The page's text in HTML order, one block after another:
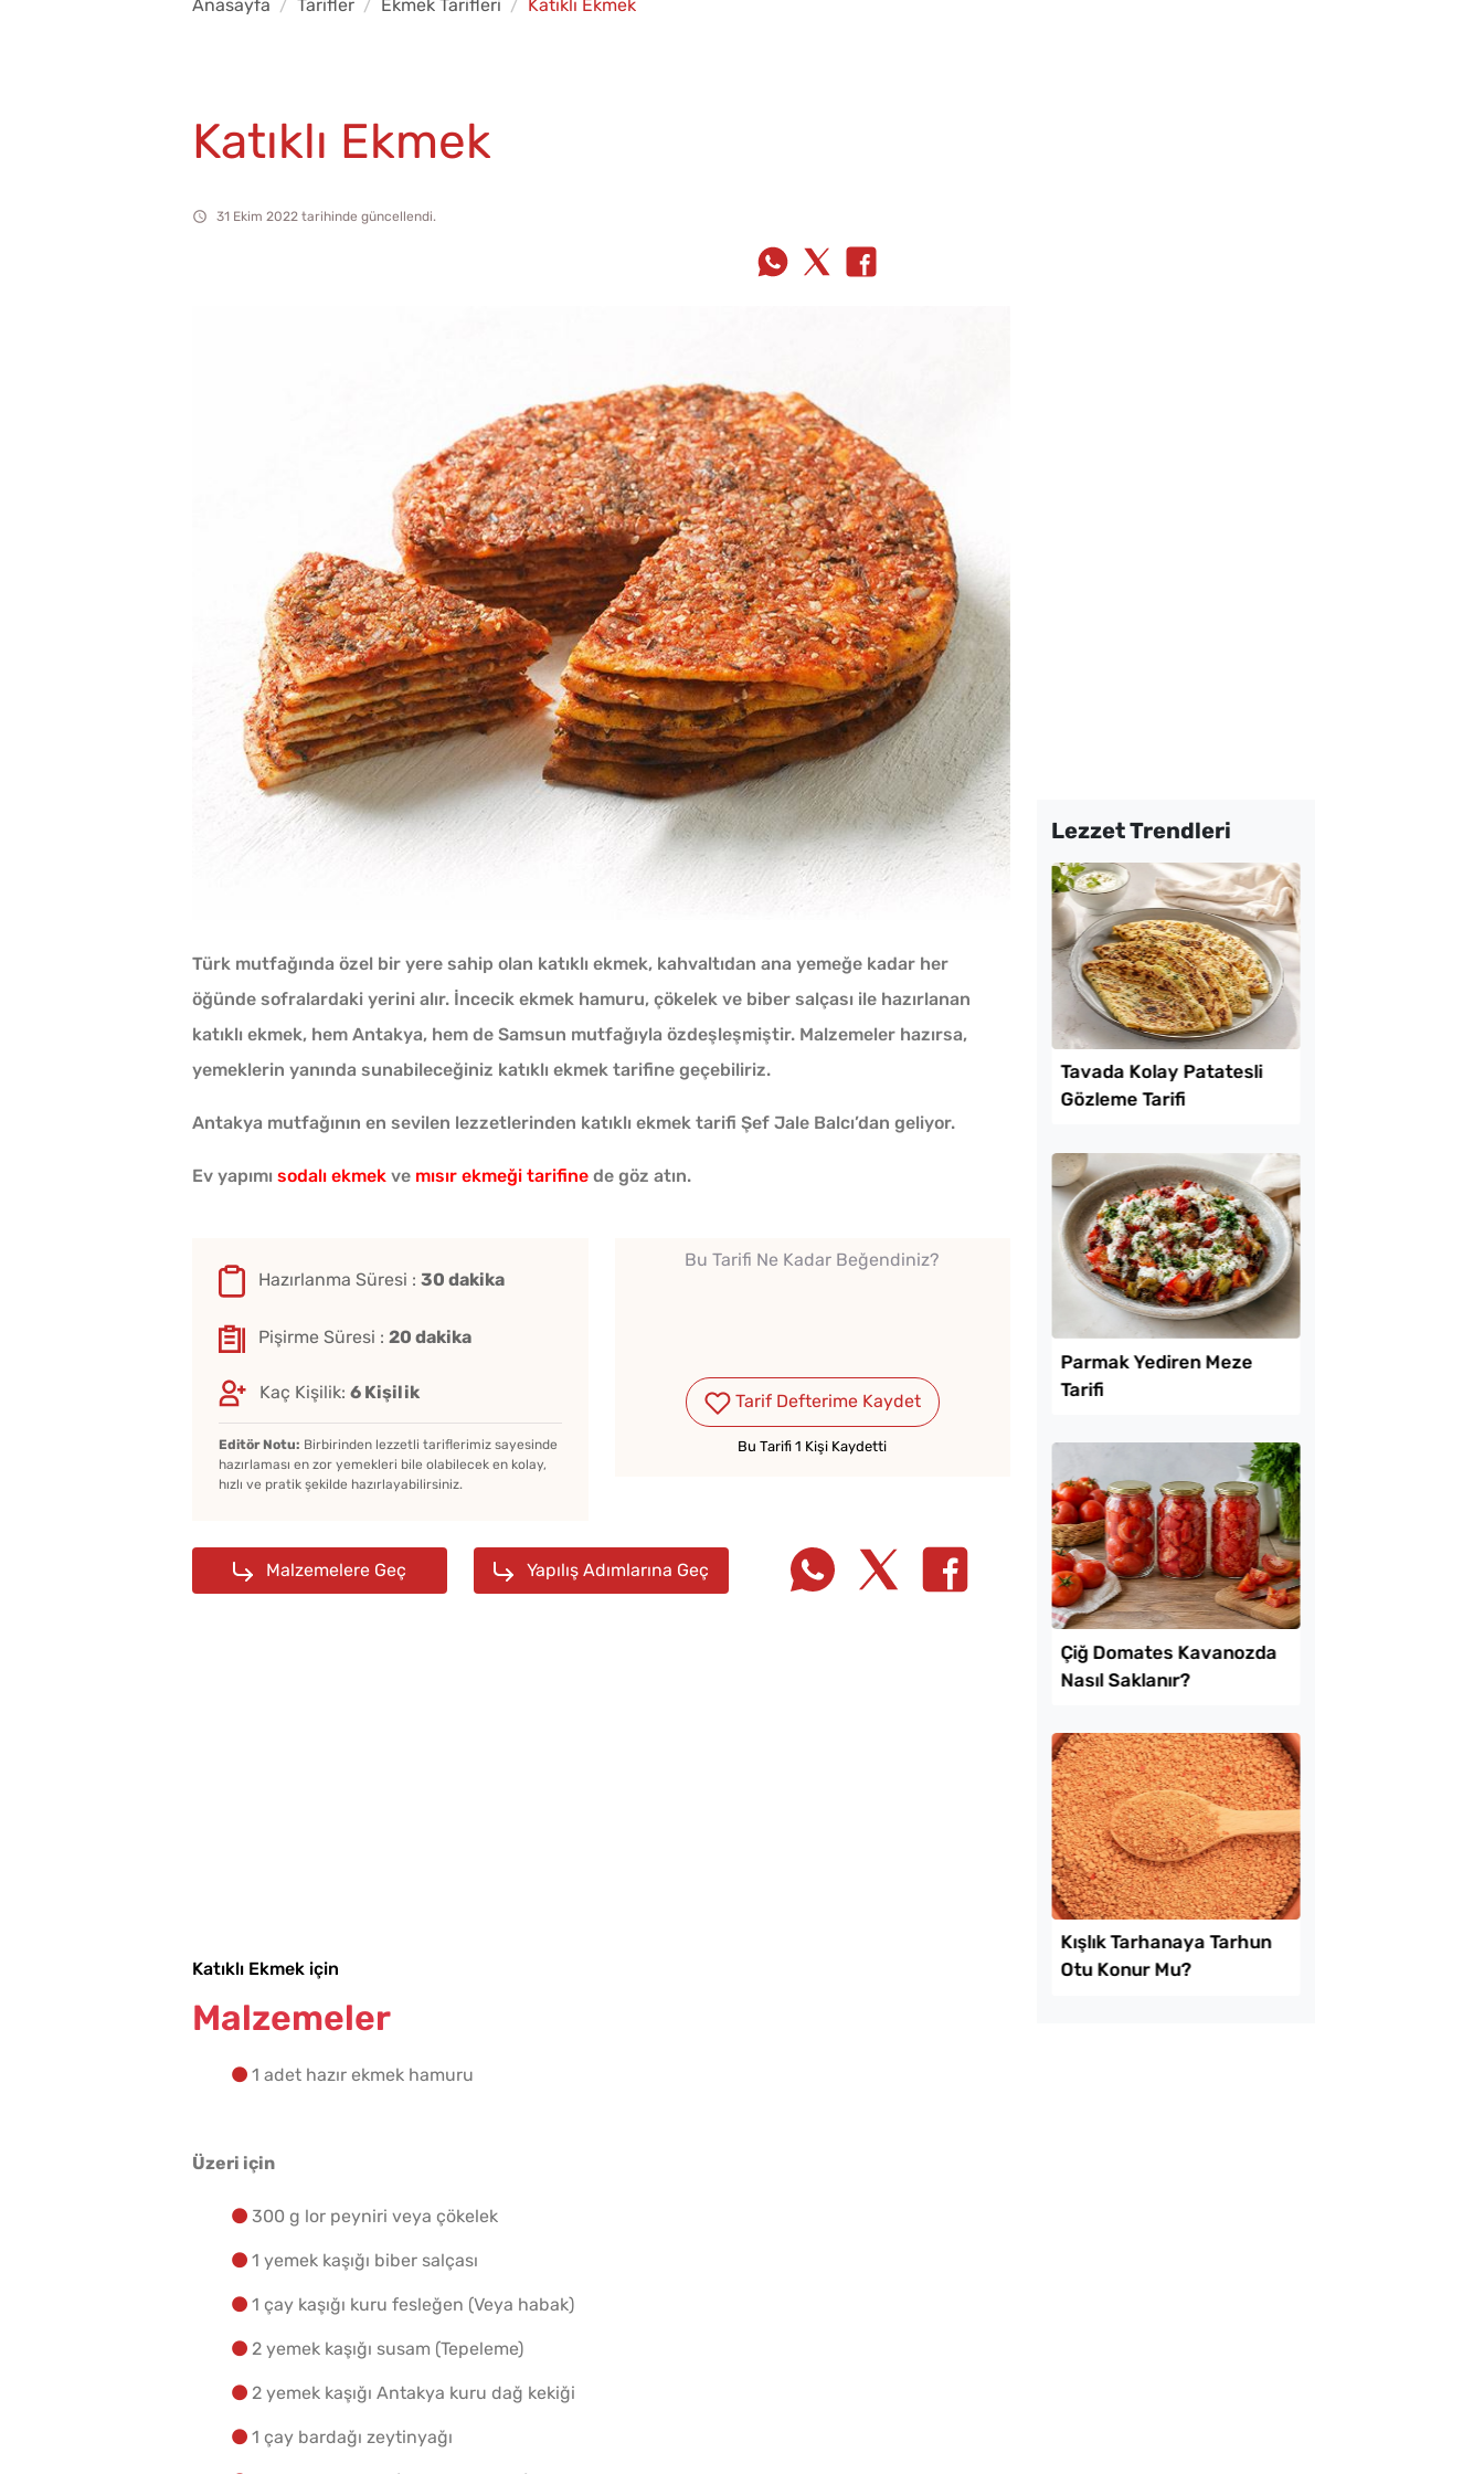
Anasayfa Tarifler Ekmek Tarifleri Katıklı Ekmek
Katıklı Ekmek
31 Ekim 2022 tarihinde güncellendi.
Türk mutfağında özel bir yere sahip olan katıklı ekmek, kahvaltıdan ana yemeğe kadar her
öğünde sofralardaki yerini alır. İncecik ekmek hamuru, çökelek ve biber salçası ile hazırlanan
katıklı ekmek, hem Antakya, hem de Samsun mutfağıyla özdeşleşmiştir. Malzemeler hazırsa,
yemeklerin yanında sunabileceğiniz katıklı ekmek tarifine geçebiliriz.
Antakya mutfağının en sevilen lezzetlerinden katıklı ekmek tarifi Şef Jale Balcı’dan geliyor.
Ev yapımı sodalı ekmek ve mısır ekmeği tarifine de göz atın.
Hazırlanma Süresi : 30 dakika
Pişirme Süresi : 20 dakika
Kaç Kişilik: 6 Kişilik
Editör Notu: Birbirinden lezzetli tariflerimiz sayesinde
hazırlaması en zor yemekleri bile olabilecek en kolay,
hızlı ve pratik şekilde hazırlayabilirsiniz.
Bu Tarifi Ne Kadar Beğendiniz?
Tarif Defterime Kaydet
Bu Tarifi 1 Kişi Kaydetti
Malzemelere Geç Yapılış Adımlarına Geç
Lezzet Trendleri
İçine Ne Konur?
Bayat Ekmeği Saniyeler
Haşlanan Yumurtaya
Neden Bir Damla Sirke
Yapmanın 4 Püf Noktası
Sadece 1 Patates ve 1
Bardak Un ile Tavada
Poğaçası Tarifi Tarifi
Katıklı Ekmek için
Malzemeler
1 adet hazır ekmek hamuru
Üzeri için
300 g lor peyniri veya çökelek
1 yemek kaşığı biber salçası
1 çay kaşığı kuru fesleğen (Veya habak)
2 yemek kaşığı susam (Tepeleme)
2 yemek kaşığı Antakya kuru dağ kekiği
1 çay bardağı zeytinyağı